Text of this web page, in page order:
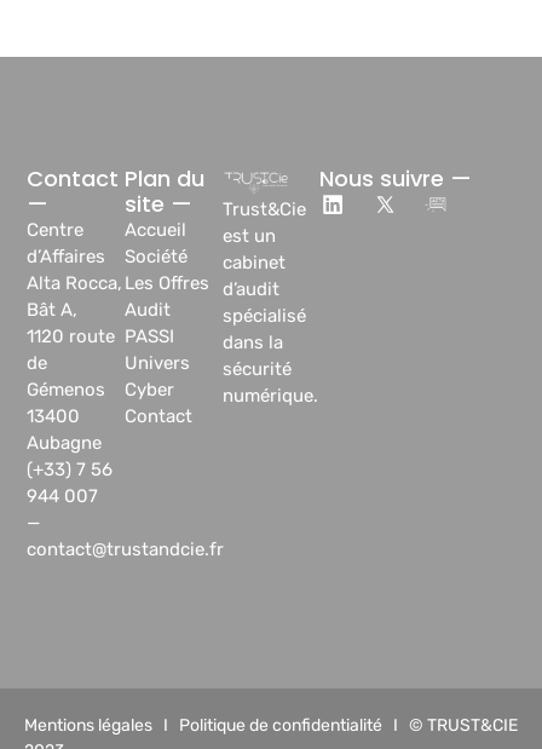
Trust&Cie
est un
cabinet
d’audit
spécialisé
dans la
sécurité
numérique.
Plan du
site —
Accueil
Société
Les Offres
Audit
PASSI
Univers
Cyber
Contact
Contact
—
Centre
d’Affaires
Alta Rocca,
Bât A,
1120 route
de
Gémenos
13400
Aubagne
(+33) 7 56
944 007
—
contact@trustandcie.fr
Nous suivre —
Mentions légales I Politique de confidentialité I © TRUST&CIE